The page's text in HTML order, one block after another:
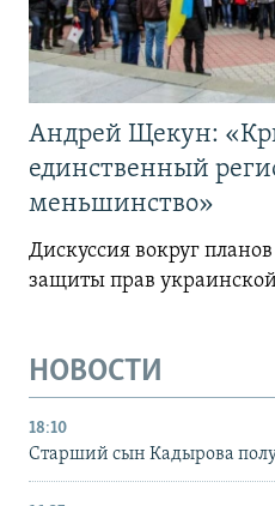
Андрей Щекун:
единственный
меньшинство»
Дискуссия вокруг
защиты прав
НОВОСТИ
18:10
Старший сын Кадырова